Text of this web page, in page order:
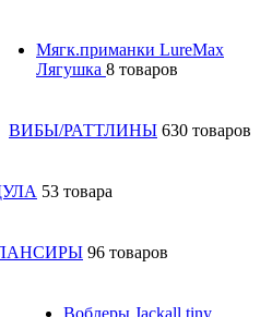
Мягк.приманки LureMax
Лягушка 8 товаров
ВИБЫ/РАТТЛИНЫ 630 товаров
53 товара
96 товаров
Воблеры Jackall tiny